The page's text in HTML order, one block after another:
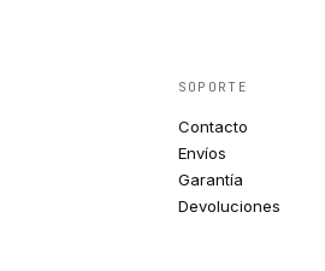
SOPORTE
Contacto
Envíos
Garantía
Devoluciones